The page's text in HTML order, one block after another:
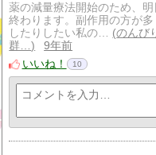
薬の減量療法開始のため、
終わります。副作用の方が
したりしたい私の…
のんび
群…
9年前
いいね！
10